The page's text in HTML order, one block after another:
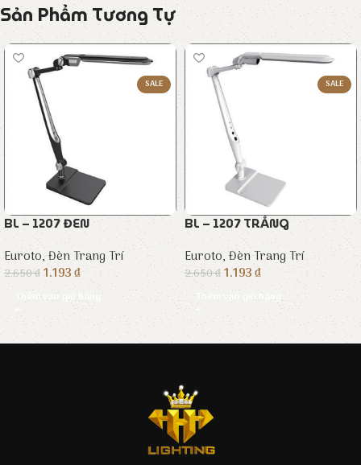
Sản Phẩm Tương Tự
SALE
BL – 1207 ĐEN
Euroto,Đèn Trang Trí
2.650₫1.193₫
Thêm vào giỏ hàng
SALE
BL – 1207 TRẮNG
Euroto,Đèn Trang Trí
2.650₫1.193₫
Thêm vào giỏ hàng